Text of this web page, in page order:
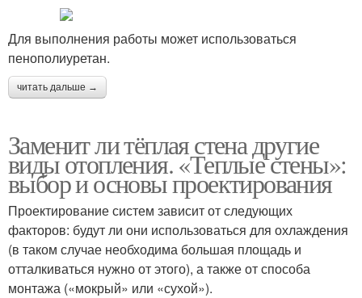
Для выполнения работы может использоваться
пенополиуретан.
читать дальше →
Заменит ли тёплая стена другие
виды отопления. «Теплые стены»:
выбор и основы проектирования
Проектирование систем зависит от следующих
факторов: будут ли они использоваться для охлаждения
(в таком случае необходима большая площадь и
отталкиваться нужно от этого), а также от способа
монтажа («мокрый» или «сухой»).